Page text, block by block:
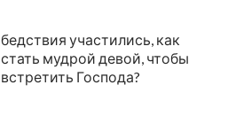
бедствия участились, как
стать мудрой девой, чтобы
встретить Господа?